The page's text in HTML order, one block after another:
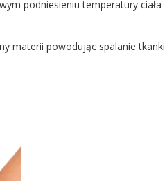
podniesieniu temperatury ciała
materii powodując spalanie tkanki